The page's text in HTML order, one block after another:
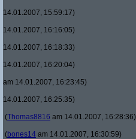
14.01.2007, 15:59:17)
14.01.2007, 16:16:05)
14.01.2007, 16:18:33)
14.01.2007, 16:20:04)
am 14.01.2007, 16:23:45)
14.01.2007, 16:25:35)
(Thomas8816 am 14.01.2007, 16:28:36)
(bones14 am 14.01.2007, 16:30:59)